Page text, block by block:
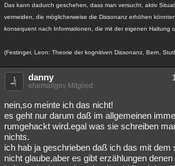
Das kann dadurch geschehen, dass man versucht, aktiv
vermeiden, die möglicherweise die Dissonanz erhöhen
konsequent nach Informationen, die mit der eigenen Haltung
(Festinger, Leon: Theorie der kognitiven Dissonanz, Bern,
danny
ehemaliges Mitglied
nein,so meinte ich das nicht!
es geht nur darum daß im allgemeinen
rumgehackt wird.egal was sie schreiben
nichts.
ich hab ja geschrieben daß ich das mit dem
nicht glaube,aber es gibt erzählungen